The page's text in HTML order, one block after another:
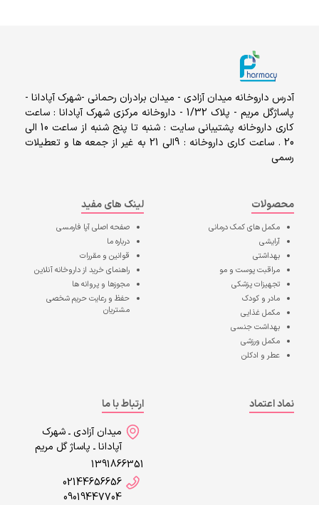
آدرس داروخانه میدان آزادی - میدان برادران رحمانی -شهرک آپادانا -
پاساژگل مریم - پلاک 1/32 - داروخانه مرکزی شهرک آپادانا : ساعت
کاری داروخانه پشتیبانی سایت : شنبه تا پنج شنبه از ساعت 10 الی
20 . ساعت کاری داروخانه : 9الی 21 به غیر از جمعه ها و تعطیلات
رسمی
محصولات
مکمل های کمک درمانی
آرایشی
بهداشتی
مراقبت پوست و مو
تجهیزات پزشکی
مادر و کودک
مکمل غذایی
بهداشت جنسی
مکمل ورزشی
عطر و ادکلن
لینک های مفید
صفحه اصلیآپا فارمسی
درباره ما
قوانین و مقررات
راهنمای خرید از داروخانه آنلاین
مجوزها و پروانه ها
حفظ و رعایت حریم شخصی
مشتریان
نماد اعتماد
ارتباط با ما
میدان آزادی ـ شهرک
آپادانا ـ پاساژ گل مریم
1391866351
02144656656
09019447704